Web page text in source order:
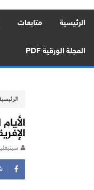
الرئيسية متابعات
المجلة الورقية PDF